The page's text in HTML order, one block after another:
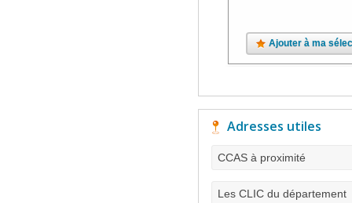
Ajouter à ma
Adresses utiles
CCAS à proximité
Les CLIC du département